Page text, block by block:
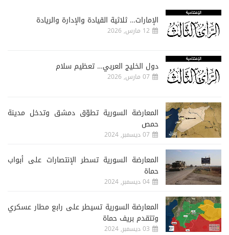
الإمارات… ثلاثية القيادة والإدارة والريادة
12 مارس, 2026
دول الخليج العربي… تعظيم سلام
07 مارس, 2026
المعارضة السورية تطوّق دمشق وتدخل مدينة
حمص
07 ديسمبر, 2024
المعارضة السورية تسطر الإنتصارات على أبواب
حماة
04 ديسمبر, 2024
المعارضة السورية تسيطر على رابع مطار عسكري
وتتقدم بريف حماة
03 ديسمبر, 2024